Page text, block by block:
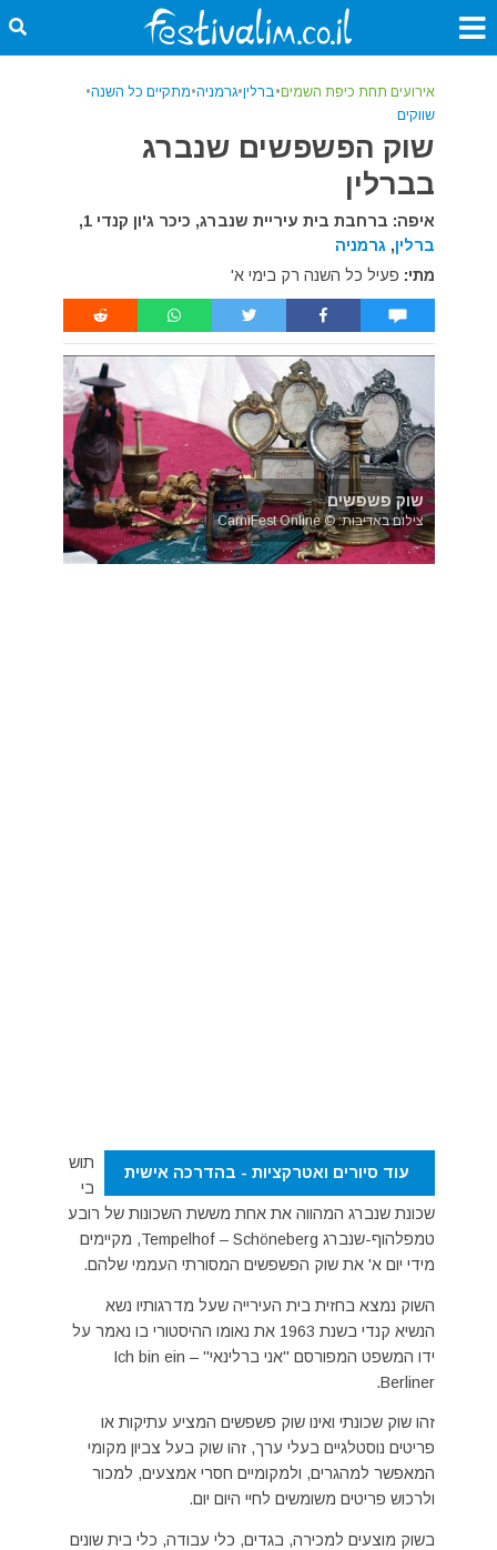
אירועים תחת כיפת השמים•ברלין•גרמניה•מתקיים כל השנה•
שווקים
שוק הפשפשים שנברג
בברלין
איפה: ברחבת בית עיריית שנברג, כיכר ג'ון קנדי 1,
ברלין, גרמניה
מתי: פעיל כל השנה רק בימי א'
שוק פשפשים
צילום באדיבות: © CarniFest Online
עוד סיורים ואטרקציות - בהדרכה אישית
תוש
בי
שכונת שנברג המהווה את אחת מששת השכונות של רובע
טמפלהוף-שנברג Tempelhof – Schöneberg, מקיימים
מידי יום א' את שוק הפשפשים המסורתי העממי שלהם.
השוק נמצא בחזית בית העירייה שעל מדרגותיו נשא
הנשיא קנדי בשנת 1963 את נאומו ההיסטורי בו נאמר על
ידו המשפט המפורסם "אני ברלינאי" – Ich bin ein
Berliner.
זהו שוק שכונתי ואינו שוק פשפשים המציע עתיקות או
פריטים נוסטלגיים בעלי ערך, זהו שוק בעל צביון מקומי
המאפשר למהגרים, ולמקומיים חסרי אמצעים, למכור
ולרכוש פריטים משומשים לחיי היום יום.
בשוק מוצעים למכירה, בגדים, כלי עבודה, כלי בית שונים